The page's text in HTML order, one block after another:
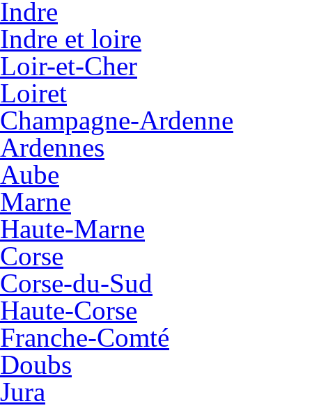
Indre
Indre et loire
Loir-et-Cher
Loiret
Champagne-Ardenne
Ardennes
Aube
Marne
Haute-Marne
Corse
Corse-du-Sud
Haute-Corse
Franche-Comté
Doubs
Jura